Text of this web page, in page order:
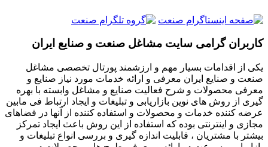
کاربران گرامی سایت مشاغل صنعت و صنایع ایران
یکی از اقدامات بسیار مهم و ارزشمند پورتال تخصصی مشاغل
صنعت و صنایع ایران معرفی و ارائه خدمات مورد نیاز صنایع و
معرفی محصولات و شرح فعالیت صنایع و مشاغل وابسته با بهره
گیری از روش های نوین بازاریابی و تبلیغات و ایجاد ارتباط فی مابین
عرضه کننده خدمات و محصولات و استفاده کننده از آنها در فضاهای
مجازی و اینترنتی بوده که استفاده از این روش باعث ایجاد تمرکز
بیشتر با مشتریان ، قابلیت اندازه گیری و بررسی انواع تبلیغات و